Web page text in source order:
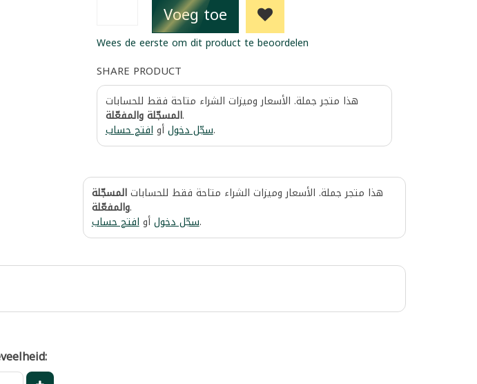
Voeg toe
Wees de eerste om dit product te beoordelen
SHARE PRODUCT
هذا متجر جملة. الأسعار وميزات الشراء متاحة فقط للحسابات
المسجّلة والمفعّلة.
سجّل دخولأوافتح حساب .
هذا متجر جملة. الأسعار وميزات الشراء متاحة فقط للحساباتالمسجّلة
والمفعّلة.
سجّل دخولأوافتح حساب .